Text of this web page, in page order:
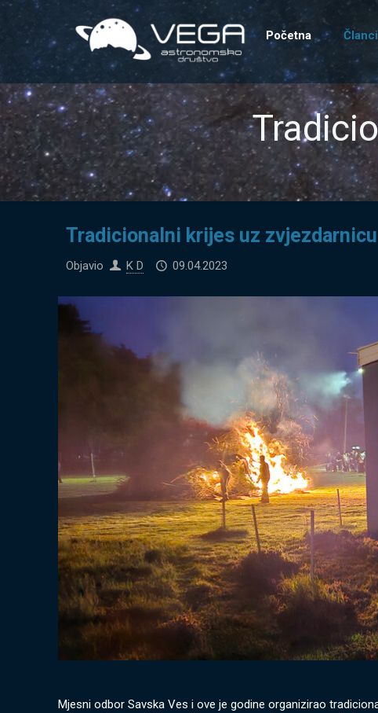
Početna Članci
Tradicionalni krijes uz zvjezdarnicu
Objavio K D 09.04.2023
Mjesni odbor Savska Ves i ove je godine organizirao